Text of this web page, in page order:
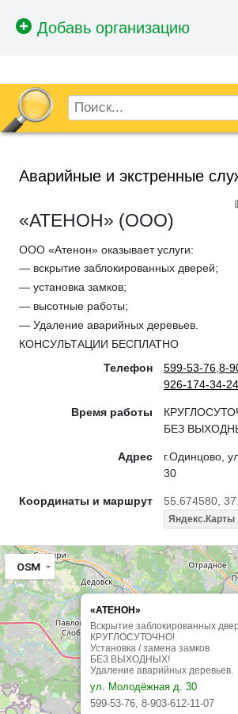
Аварийные и экстренные
«АТЕНОН» (ООО)
ООО «Атенон» оказывает услуги:
— вскрытие заблокированных дверей;
— установка замков;
— высотные работы;
— Удаление аварийных деревьев.
КОНСУЛЬТАЦИИ БЕСПЛАТНО
Телефон
599-53-76,8-
926-174-34-24
Время работы
БЕЗ
Адрес
г.Одинцово,
30
Координаты и маршрут 55.674580,
Яндекс.Карты
«АТЕНОН»
Вскрытие заблокированных
КРУГЛОСУТОЧНО!
Установка / замена замков
БЕЗ ВЫХОДНЫХ!
Удаление аварийных деревьев.
ул. Молодёжная д. 30
599-53-76, 8-903-612-11-07
OSM